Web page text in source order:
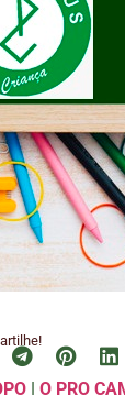
| O PRO